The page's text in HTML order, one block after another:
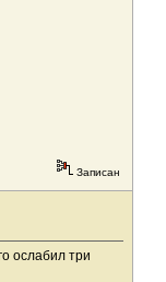
Записан
ослабил три